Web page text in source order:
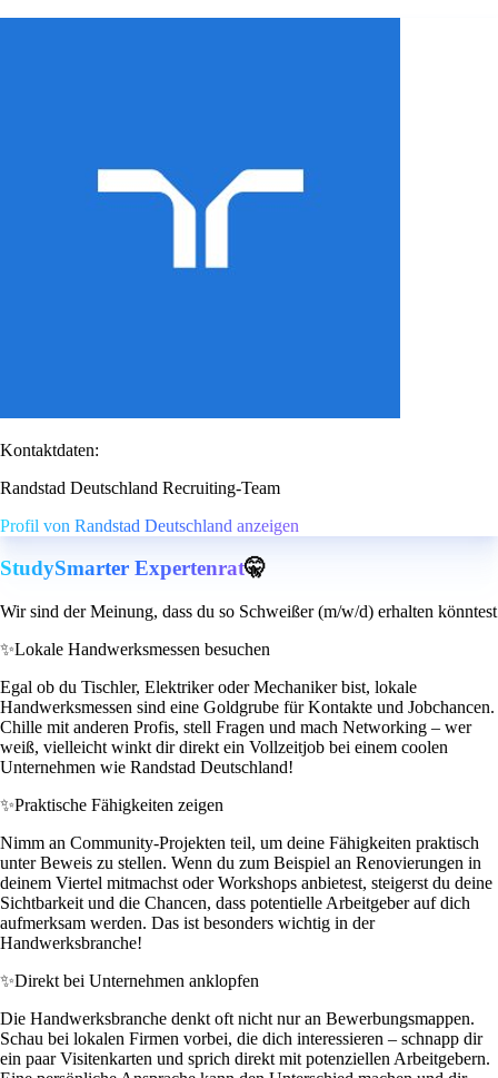
Kontaktdaten:
Randstad Deutschland Recruiting-Team
Profil von Randstad Deutschland anzeigen
StudySmarter Expertenrat🤫
Wir sind der Meinung, dass du so Schweißer (m/w/d) erhalten könntest
✨Lokale Handwerksmessen besuchen
Egal ob du Tischler, Elektriker oder Mechaniker bist, lokale
Handwerksmessen sind eine Goldgrube für Kontakte und Jobchancen.
Chille mit anderen Profis, stell Fragen und mach Networking – wer
weiß, vielleicht winkt dir direkt ein Vollzeitjob bei einem coolen
Unternehmen wie Randstad Deutschland!
✨Praktische Fähigkeiten zeigen
Nimm an Community-Projekten teil, um deine Fähigkeiten praktisch
unter Beweis zu stellen. Wenn du zum Beispiel an Renovierungen in
deinem Viertel mitmachst oder Workshops anbietest, steigerst du deine
Sichtbarkeit und die Chancen, dass potentielle Arbeitgeber auf dich
aufmerksam werden. Das ist besonders wichtig in der
Handwerksbranche!
✨Direkt bei Unternehmen anklopfen
Die Handwerksbranche denkt oft nicht nur an Bewerbungsmappen.
Schau bei lokalen Firmen vorbei, die dich interessieren – schnapp dir
ein paar Visitenkarten und sprich direkt mit potenziellen Arbeitgebern.